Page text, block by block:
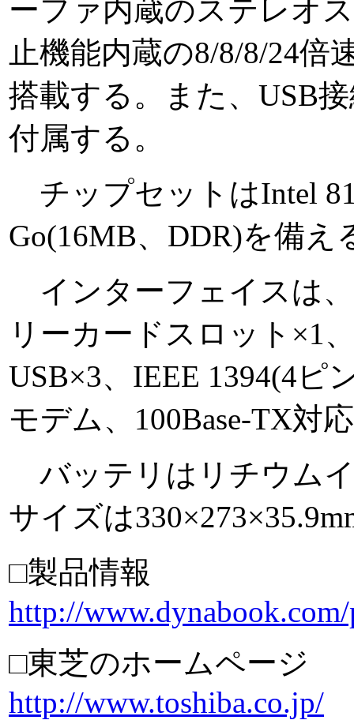
ーファ内蔵のステレオ
止機能内蔵の8/8/8/24倍
搭載する。また、USB
付属する。
チップセットはIntel
Go(16MB、DDR)を備え
インターフェイスは、
リーカードスロット×1
USB×3、IEEE 1394(4ピ
モデム、100Base-TX対
バッテリはリチウム
サイズは
□製品情報
http://
□東芝のホームページ
http://www.toshiba.co.jp/